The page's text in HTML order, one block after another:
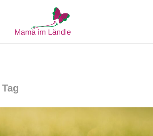
Tag